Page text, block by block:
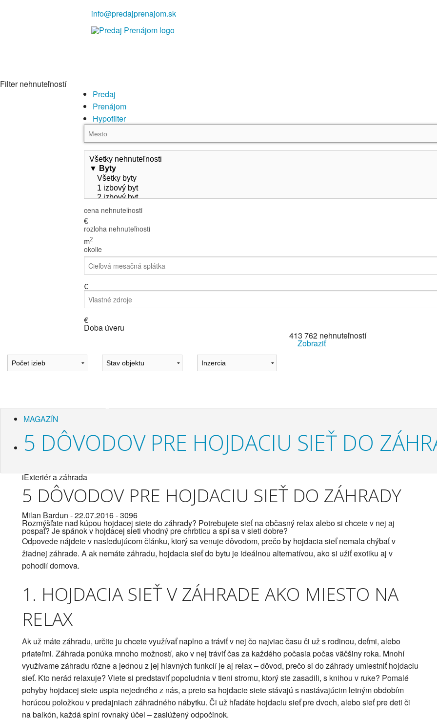
info@predajprenajom.sk
Filter nehnuteľností
Predaj
Prenájom
Hypofilter
cena nehnuteľnosti
€
rozloha nehnuteľnosti
m2
okolie
€
€
Doba úveru
413 762 nehnuteľností
Zobraziť
MAGAZÍN
5 DÔVODOV PRE HOJDACIU SIEŤ DO
iExteriér a záhrada
5 DÔVODOV PRE HOJDACIU SIEŤ DO ZÁHRADY
Milan Bardun - 22.07.2016 -3096
Rozmýšľate nad kúpou hojdacej siete do záhrady? Potrebujete sieť na občasný relax alebo si chcete v nej aj
pospať? Je spánok v hojdacej sieti vhodný pre chrbticu a spí sa v sieti dobre?
Odpovede nájdete v nasledujúcom článku, ktorý sa venuje dôvodom, prečo by hojdacia sieť nemala chýbať v
žiadnej záhrade. A ak nemáte záhradu, hojdacia sieť do bytu je ideálnou alternatívou, ako si užiť exotiku aj v
pohodlí domova.
1. HOJDACIA SIEŤ V ZÁHRADE AKO MIESTO NA
RELAX
Ak už máte záhradu, určite ju chcete využívať naplno a tráviť v nej čo najviac času či už s rodinou, deťmi, alebo
priateľmi. Záhrada ponúka mnoho možností, ako v nej tráviť čas za každého počasia počas väčšiny roka. Mnohí
využívame záhradu rôzne a jednou z jej hlavných funkcií je aj relax – dôvod, prečo si do záhrady umiestniť hojdaciu
sieť. Kto nerád relaxuje? Viete si predstaviť popoludnia v tieni stromu, ktorý ste zasadili, s knihou v ruke? Pomalé
pohyby hojdacej siete uspia nejedného z nás, a preto sa hojdacie siete stávajú s nastávajúcim letným obdobím
horúcou položkou v predajniach záhradného nábytku. Či už hľadáte hojdaciu sieť pre dvoch, alebo sieť pre deti či
na balkón, každá splní rovnaký účel – zaslúžený odpočinok.